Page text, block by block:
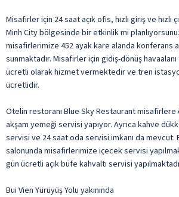
Misafirler için 24 saat açık ofis, hızlı giriş ve hızlı
Minh City bölgesinde bir etkinlik mi
misafirlerimize 452 ayak kare alanda konferans
sunmaktadır. Misafirler için gidiş-dönüş
ücretli olarak hizmet vermektedir ve tren
ücretlidir.
Otelin restoranı Blue Sky Restaurant
akşam yemeği servisi yapıyor. Ayrıca kahve
servisi ve 24 saat oda servisi imkanı da mevcut.
salonunda misafirlerimize içecek servisi
gün ücretli açık büfe kahvaltı servisi
Bui Vien Yürüyüş Yolu yakınında